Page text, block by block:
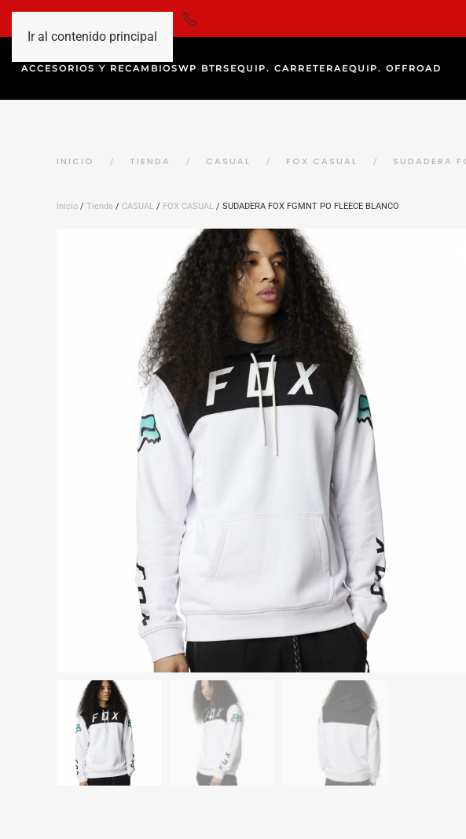
Ir al contenido principal
ACCESORIOS Y RECAMBIOSWP BTRS EQUIP. CARRETERA EQUIP. OFFROAD
INICIO TIENDA CASUAL FOX CASUAL SUDADERA
Inicio / Tienda / CASUAL / FOX CASUAL / SUDADERA FOX FGMNT PO FLEECE BLANCO